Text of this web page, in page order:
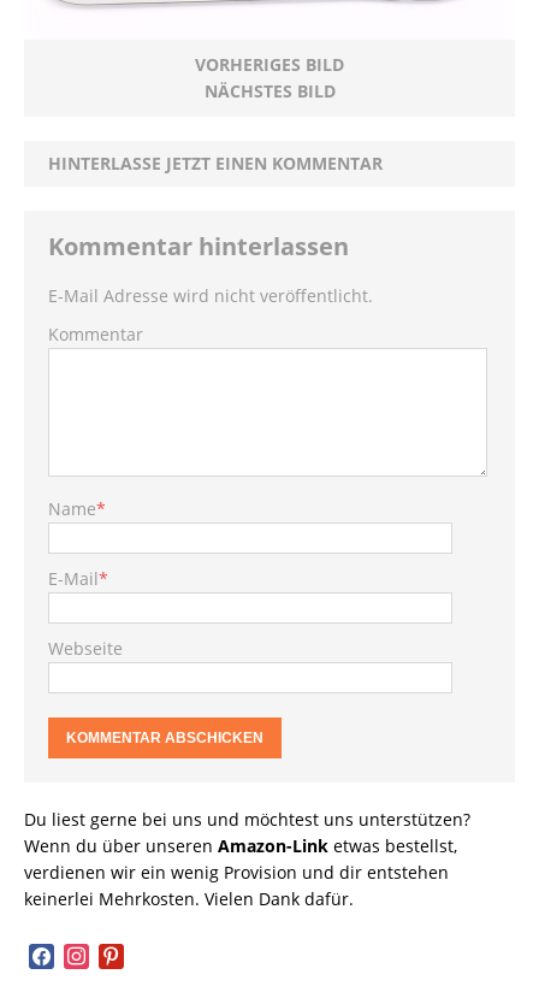
VORHERIGES BILD
NÄCHSTES BILD
HINTERLASSE JETZT EINEN KOMMENTAR
Kommentar hinterlassen
E-Mail Adresse wird nicht veröffentlicht.
Kommentar
Name*
E-Mail*
Webseite
Du liest gerne bei uns und möchtest uns unterstützen?
Wenn du über unseren Amazon-Link etwas bestellst,
verdienen wir ein wenig Provision und dir entstehen
keinerlei Mehrkosten. Vielen Dank dafür.
facebookinstagram
pinterest